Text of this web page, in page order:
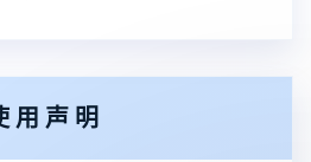
用声明